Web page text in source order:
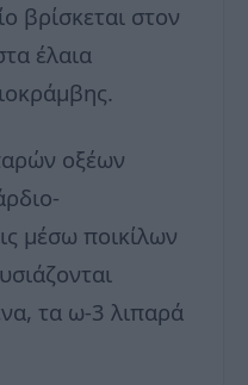
βρίσκεται στον
έλαια
οξέων
μέσω ποικίλων
τα ω-3 λιπαρά